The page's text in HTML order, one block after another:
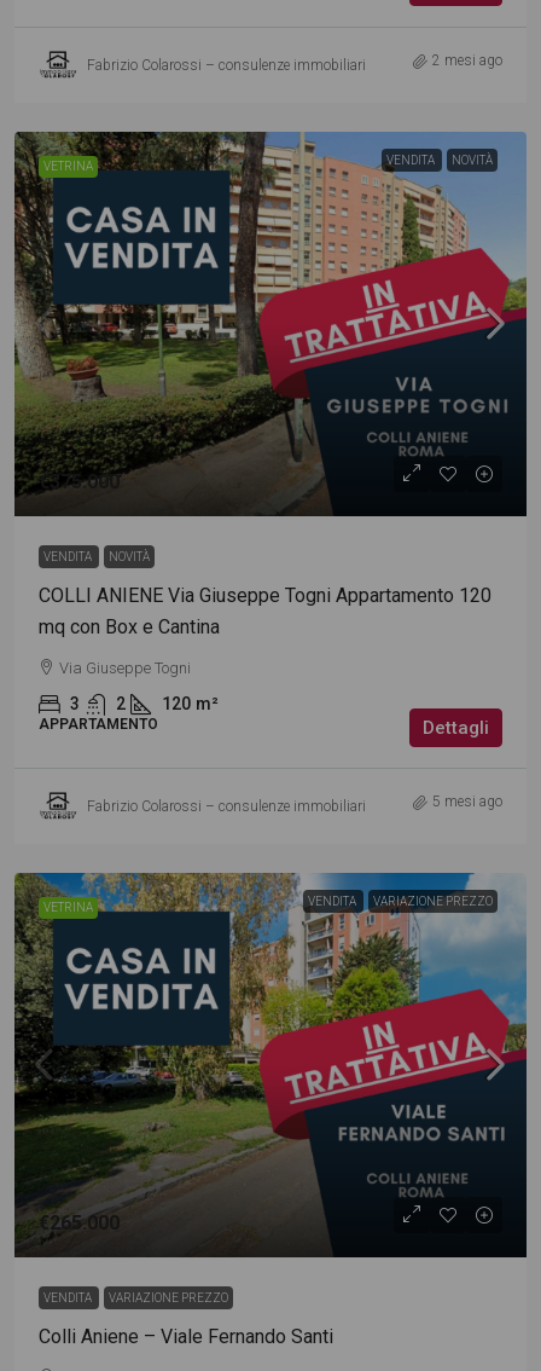
Fabrizio Colarossi – consulenze immobiliari 2 mesi ago
VETRINA VENDITA NOVITÀ
€375.000
VENDITA NOVITÀ
COLLI ANIENE Via Giuseppe Togni Appartamento 120
mq con Box e Cantina
Via Giuseppe Togni
3 2 120 m²
APPARTAMENTO Dettagli
Fabrizio Colarossi – consulenze immobiliari 5 mesi ago
VETRINA VENDITA VARIAZIONE PREZZO
€265.000
VENDITA VARIAZIONE PREZZO
Colli Aniene – Viale Fernando Santi